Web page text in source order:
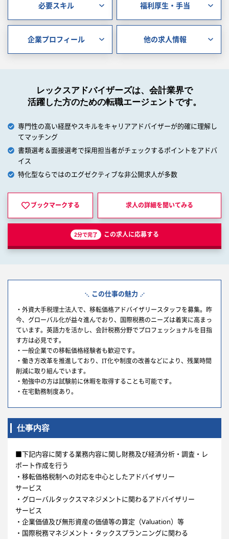
必要スキル 福利厚生・手当
企業プロフィール 他の求人情報
レックスアドバイザーズは、会計業界で
活躍した方のための転職エージェントです。
専門性の高い経歴やスキルをキャリアアドバイザーが的確に理解し
てマッチング
書類選考＆面接選考で採用担当者がチェックするポイントをアドバ
イス
特化型ならではのエグゼクティブな非公開求人が多数
ブックマークする 求人の詳細を聞いてみる
2分で完了 この求人に応募する
この仕事の魅力
・外資大手税理士法人で、移転価格アドバイザリースタッフを募集。昨
今、グローバル化が益々進んでおり、国際税務のニーズは着実に高まっ
ています。英語力を活かし、会計税務分野でプロフェッショナルを目指
す方は必見です。
・一般企業での移転価格経験者も歓迎です。
・働き方改革を推進しており、IT化や制度の改善などにより、残業時間
削減に取り組んでいます。
・勉強中の方は試験前に休暇を取得することも可能です。
・在宅勤務制度あり。
仕事内容
■下記内容に関する業務内容に関し財務及び経済分析・調査・レ
ポート作成を行う
・移転価格税制への対応を中心としたアドバイザリー
サービス
・グローバルタックスマネジメントに関わるアドバイザリー
サービス
・企業価値及び無形資産の価値等の算定（Valuation）等
・国際税務マネジメント・タックスプランニングに関わる